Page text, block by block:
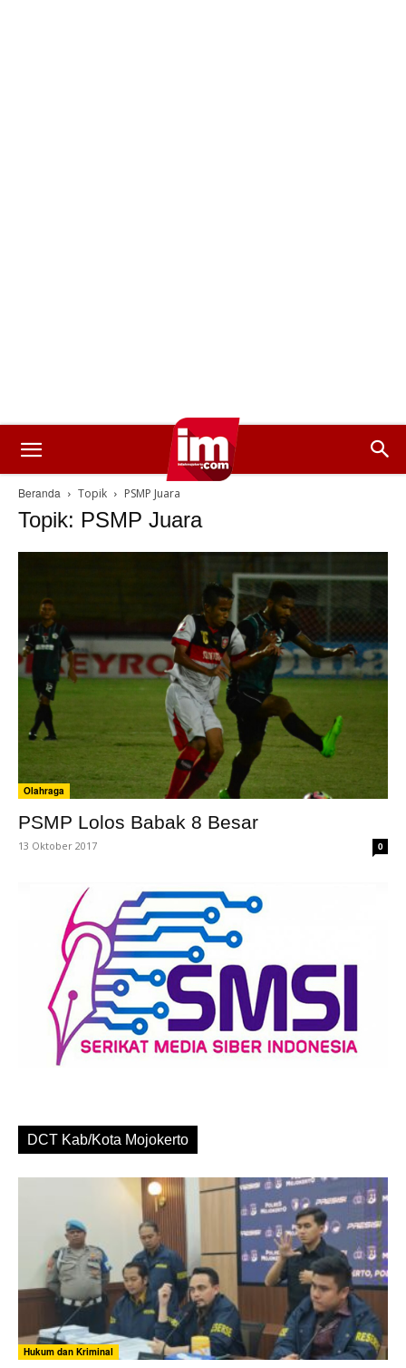
Beranda Topik PSMP Juara
Topik: PSMP Juara
Olahraga
PSMP Lolos Babak 8 Besar
13 Oktober 2017 0
DCT Kab/Kota Mojokerto
Hukum dan Kriminal